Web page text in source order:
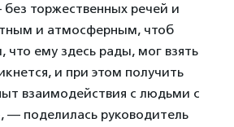
торжественных речей и
и атмосферным, чтоб
ему здесь рады, мог взять
и при этом получить
взаимодействия с людьми с
— поделилась руководитель